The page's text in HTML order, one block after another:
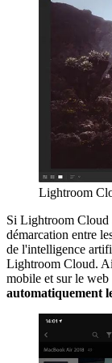
Lightroom
Si Lightroom Cloud
démarcation entre
de l'intelligence
Lightroom Cloud.
mobile et sur le
automatiquement